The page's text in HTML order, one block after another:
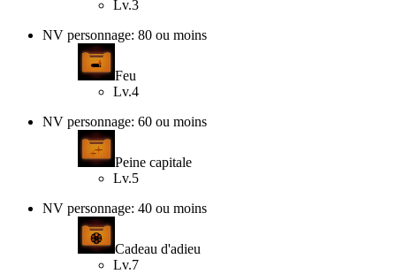
Lv.3
NV personnage: 80 ou moins
Feu
Lv.4
NV personnage: 60 ou moins
Peine capitale
Lv.5
NV personnage: 40 ou moins
Cadeau d'adieu
Lv.7